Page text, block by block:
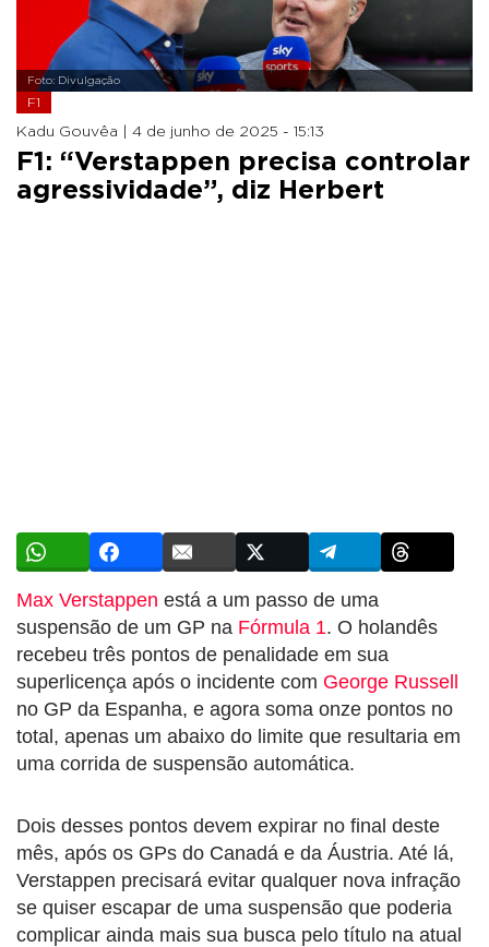
Foto: Divulgação
F1
Kadu Gouvêa | 4 de junho de 2025 - 15:13
F1: “Verstappen precisa controlar
agressividade”, diz Herbert
Max Verstappen está a um passo de uma
suspensão de um GP na Fórmula 1. O holandês
recebeu três pontos de penalidade em sua
superlicença após o incidente com George Russell
no GP da Espanha, e agora soma onze pontos no
total, apenas um abaixo do limite que resultaria em
uma corrida de suspensão automática.
Dois desses pontos devem expirar no final deste
mês, após os GPs do Canadá e da Áustria. Até lá,
Verstappen precisará evitar qualquer nova infração
se quiser escapar de uma suspensão que poderia
complicar ainda mais sua busca pelo título na atual